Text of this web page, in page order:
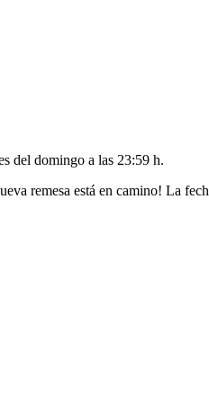
del domingo a las 23:59 h.
remesa está en camino! La